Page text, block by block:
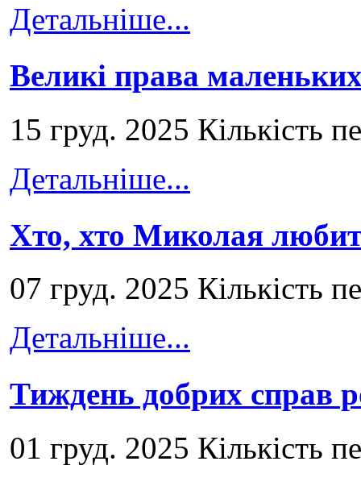
Детальніше...
Великі права маленьких
15 груд. 2025 Кількість
Детальніше...
Хто, хто Миколая
07 груд. 2025 Кількість
Детальніше...
Тиждень добрих справ
01 груд. 2025 Кількість